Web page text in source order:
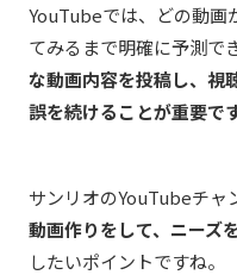
YouTubeでは、どの動画
てみるまで明確に予測で
な動画内容を投稿し、視
誤を続けることが重要です
サンリオのYouTubeチャ
動画作りをして、ニーズ
したいポイントですね。